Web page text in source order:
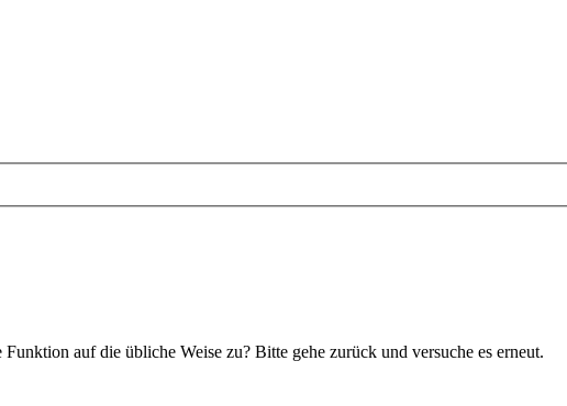
auf die übliche Weise zu? Bitte gehe zurück und versuche es erneut.